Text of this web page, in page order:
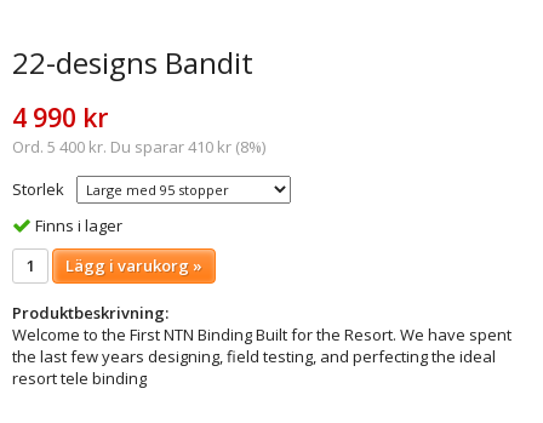
22-designs Bandit
4 990 kr
Ord. 5 400 kr. Du sparar 410 kr (8%)
Storlek
Finns i lager
Lägg i varukorg »
Produktbeskrivning:
Welcome to the First NTN Binding Built for the Resort. We have spent
the last few years designing, field testing, and perfecting the ideal
resort tele binding